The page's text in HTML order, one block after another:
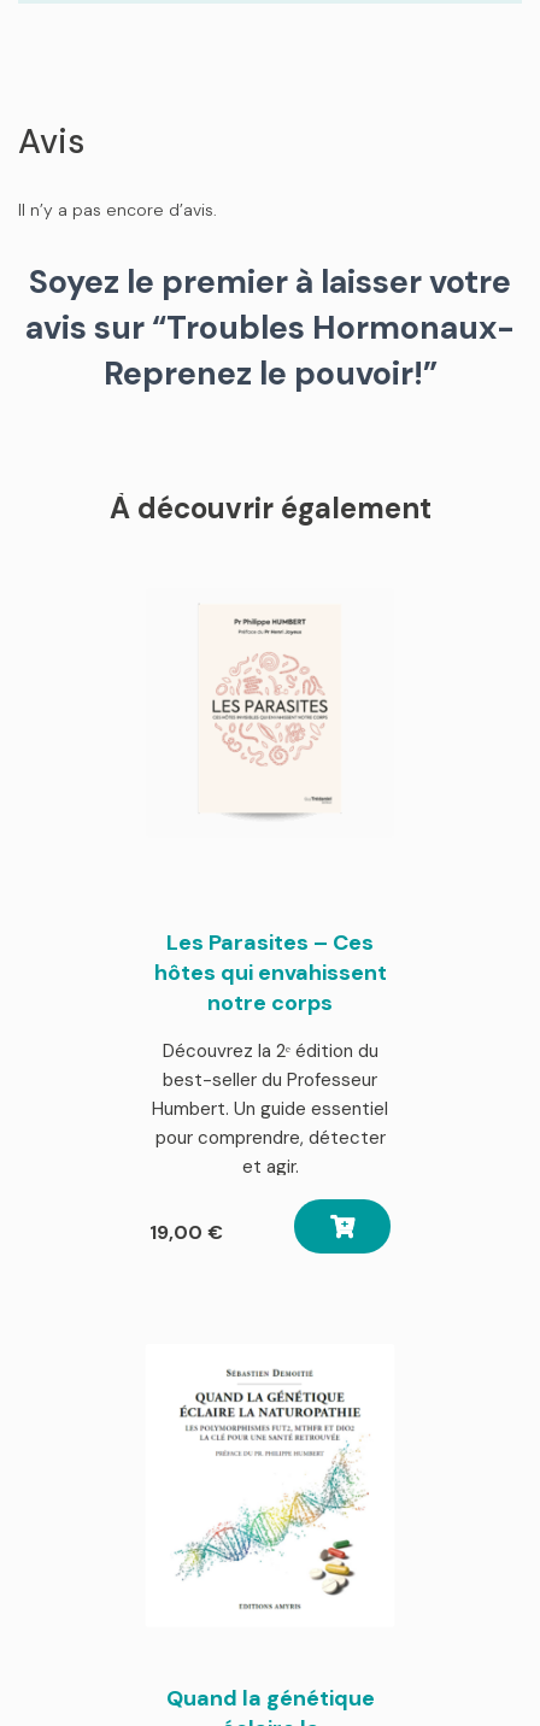
Avis
Il n’y a pas encore d’avis.
Soyez le premier à laisser votre
avis sur “Troubles Hormonaux-
Reprenez le pouvoir!”
À découvrir également
Les Parasites – Ces
hôtes qui envahissent
notre corps
Découvrez la 2ᵉ édition du
best-seller du Professeur
Humbert. Un guide essentiel
pour comprendre, détecter
et agir.
19,00 €
Quand la génétique